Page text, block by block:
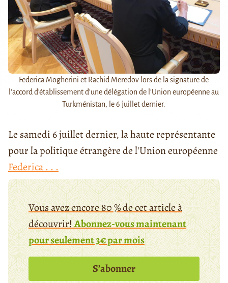
Federica Mogherini et Rachid Meredov lors de la signature de
l'accord d'établissement d'une délégation de l'Union européenne au
Turkménistan, le 6 juillet dernier.
Le samedi 6 juillet dernier, la haute représentante
pour la politique étrangère de l'Union européenne
Federica . . .
Vous avez encore 80 % de cet article à
découvrir!Abonnez-vous maintenant
pour seulement 3€ par mois
S’abonner